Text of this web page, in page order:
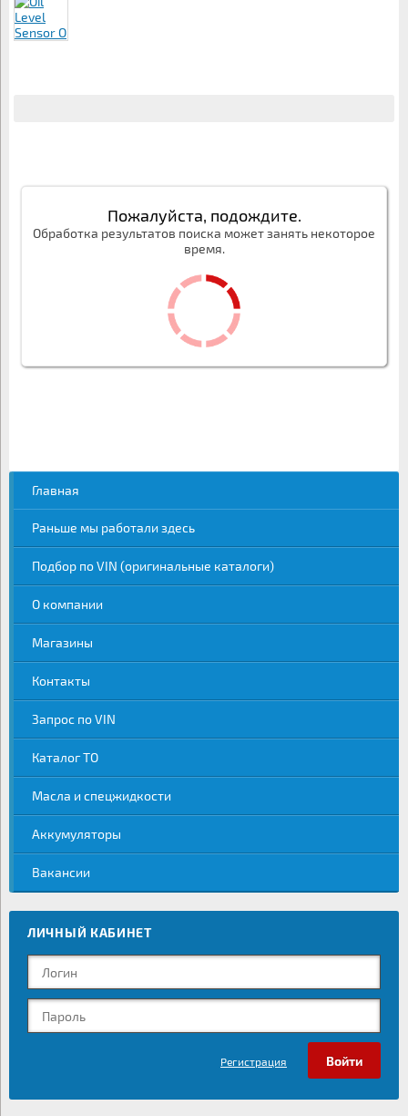
Пожалуйста, подождите.
Обработка результатов поиска может занять некоторое
время.
Главная
Раньше мы работали здесь
Подбор по VIN (оригинальные каталоги)
О компании
Магазины
Контакты
Запрос по VIN
Каталог ТО
Масла и спецжидкости
Аккумуляторы
Вакансии
ЛИЧНЫЙ КАБИНЕТ
Регистрация